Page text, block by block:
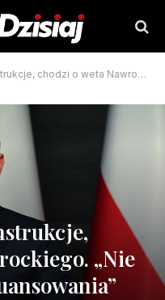
Nawrockiego. „Nie będzie żadnego niuansowania”
„Nie